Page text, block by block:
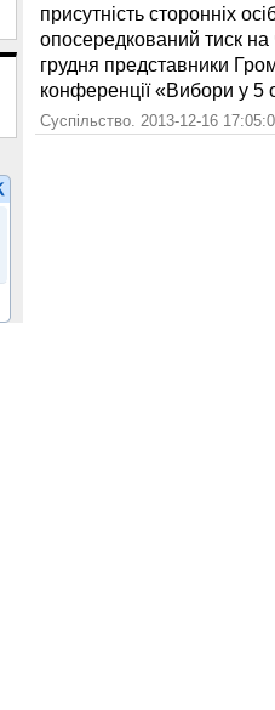
присутність сторонніх
опосередкований тиск на
грудня представники
конференції «Вибори у 5
Суспільство. 2013-12-16